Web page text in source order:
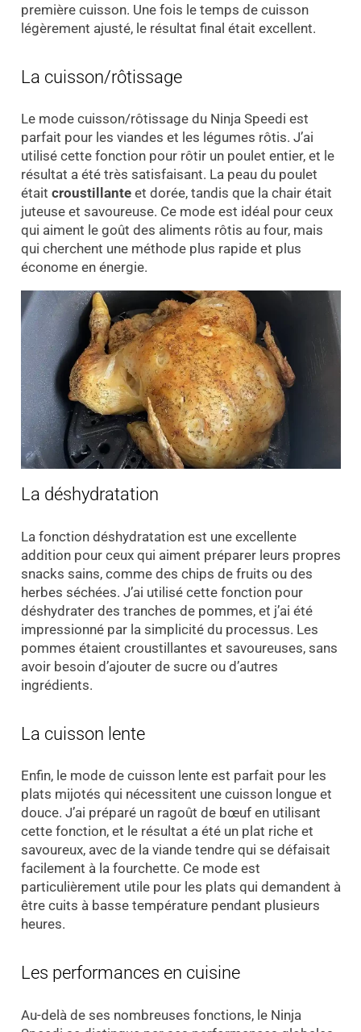
première cuisson. Une fois le temps de cuisson
légèrement ajusté, le résultat final était excellent.
La cuisson/rôtissage
Le mode cuisson/rôtissage du Ninja Speedi est
parfait pour les viandes et les légumes rôtis. J’ai
utilisé cette fonction pour rôtir un poulet entier, et le
résultat a été très satisfaisant. La peau du poulet
était croustillanteet dorée, tandis que la chair était
juteuse et savoureuse. Ce mode est idéal pour ceux
qui aiment le goût des aliments rôtis au four, mais
qui cherchent une méthode plus rapide et plus
économe en énergie.
La déshydratation
La fonction déshydratation est une excellente
addition pour ceux qui aiment préparer leurs propres
snacks sains, comme des chips de fruits ou des
herbes séchées. J’ai utilisé cette fonction pour
déshydrater des tranches de pommes, et j’ai été
impressionné par la simplicité du processus. Les
pommes étaient croustillantes et savoureuses, sans
avoir besoin d’ajouter de sucre ou d’autres
ingrédients.
La cuisson lente
Enfin, le mode de cuisson lente est parfait pour les
plats mijotés qui nécessitent une cuisson longue et
douce. J’ai préparé un ragoût de bœuf en utilisant
cette fonction, et le résultat a été un plat riche et
savoureux, avec de la viande tendre qui se défaisait
facilement à la fourchette. Ce mode est
particulièrement utile pour les plats qui demandent à
être cuits à basse température pendant plusieurs
heures.
Les performances en cuisine
Au-delà de ses nombreuses fonctions, le Ninja